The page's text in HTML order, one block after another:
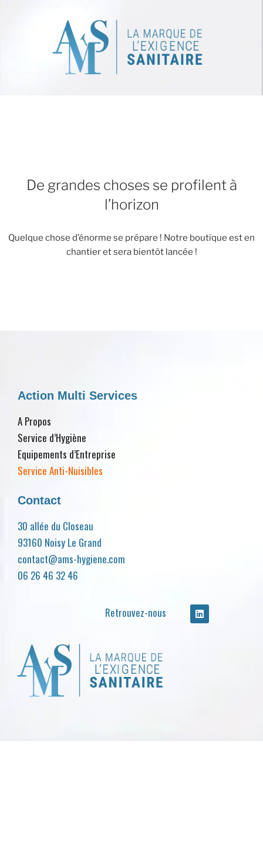
De grandes choses se profilent à
l’horizon
Quelque chose d’énorme se prépare ! Notre boutique est en
chantier et sera bientôt lancée !
Action Multi Services
A Propos
Service d’Hygiène
Equipements d’Entreprise
Service Anti-Nuisibles
Contact
30 allée du Closeau
93160 Noisy Le Grand
contact@ams-hygiene.com
06 26 46 32 46
Retrouvez-nous